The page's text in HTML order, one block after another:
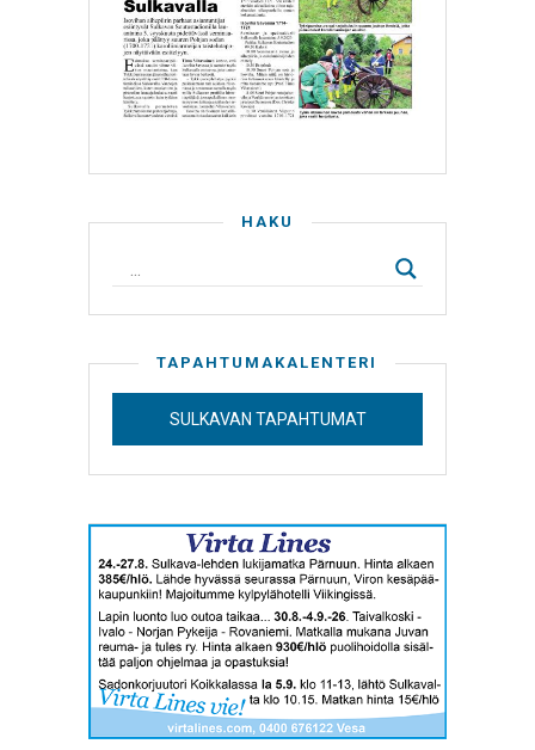
HAKU
TAPAHTUMAKALENTERI
SULKAVAN TAPAHTUMAT